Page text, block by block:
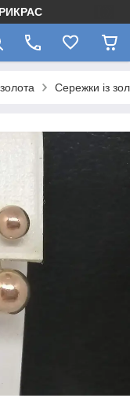
Сережки із